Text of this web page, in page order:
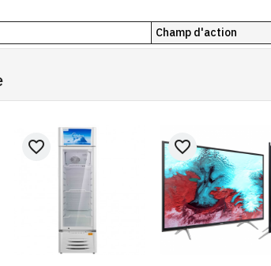
Champ d'action
favorite_border favorite_border